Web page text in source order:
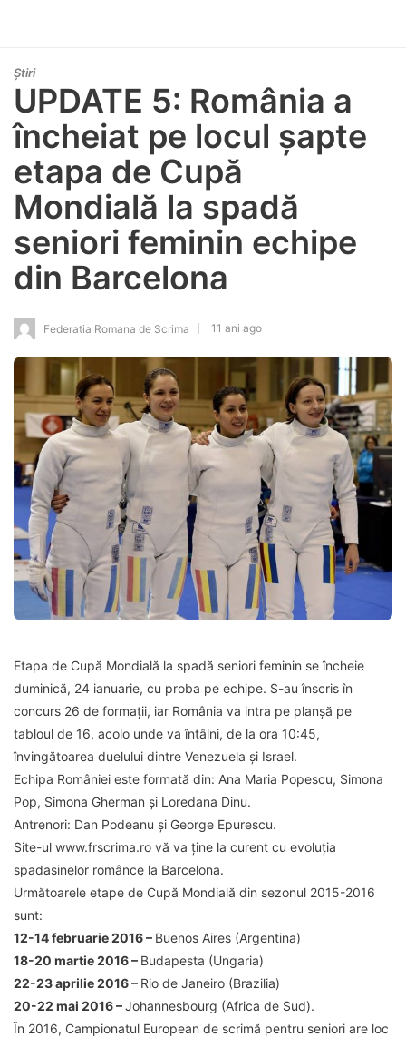
Știri
UPDATE 5: România a
încheiat pe locul șapte
etapa de Cupă
Mondială la spadă
seniori feminin echipe
din Barcelona
Federatia Romana de Scrima 11 ani ago
Etapa de Cupă Mondială la spadă seniori feminin se încheie
duminică, 24 ianuarie, cu proba pe echipe. S-au înscris în
concurs 26 de formații, iar România va intra pe planșă pe
tabloul de 16, acolo unde va întâlni, de la ora 10:45,
învingătoarea duelului dintre Venezuela și Israel.
Echipa României este formată din: Ana Maria Popescu, Simona
Pop, Simona Gherman și Loredana Dinu.
Antrenori: Dan Podeanu și George Epurescu.
Site-ul www.frscrima.ro vă va ține la curent cu evoluția
spadasinelor românce la Barcelona.
Următoarele etape de Cupă Mondială din sezonul 2015-2016
sunt:
12-14 februarie 2016 – Buenos Aires (Argentina)
18-20 martie 2016 – Budapesta (Ungaria)
22-23 aprilie 2016 – Rio de Janeiro (Brazilia)
20-22 mai 2016 –Johannesbourg (Africa de Sud).
În 2016, Campionatul European de scrimă pentru seniori are loc